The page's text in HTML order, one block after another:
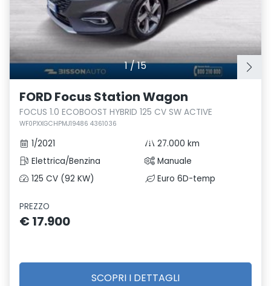
1/15
FORD Focus Station Wagon
FOCUS 1.0 ECOBOOST HYBRID 125 CV SW ACTIVE
WF0PXXGCHPMJ19486 4361036
1/2021
27.000 km
Elettrica/Benzina
Manuale
125 CV (92 KW)
Euro 6D-temp
PREZZO
€ 17.900
SCOPRI I DETTAGLI